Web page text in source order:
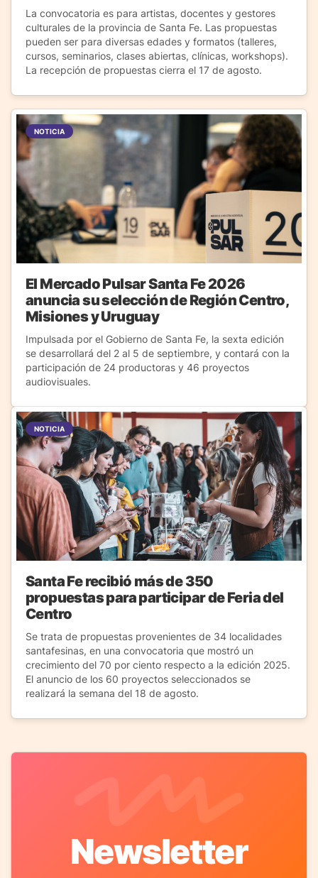
La convocatoria es para artistas, docentes y gestores
culturales de la provincia de Santa Fe. Las propuestas
pueden ser para diversas edades y formatos (talleres,
cursos, seminarios, clases abiertas, clínicas, workshops).
La recepción de propuestas cierra el 17 de agosto.
NOTICIA
El Mercado Pulsar Santa Fe 2026
anuncia su selección de Región Centro,
Misiones y Uruguay
Impulsada por el Gobierno de Santa Fe, la sexta edición
se desarrollará del 2 al 5 de septiembre, y contará con la
participación de 24 productoras y 46 proyectos
audiovisuales.
NOTICIA
Santa Fe recibió más de 350
propuestas para participar de Feria del
Centro
Se trata de propuestas provenientes de 34 localidades
santafesinas, en una convocatoria que mostró un
crecimiento del 70 por ciento respecto a la edición 2025.
El anuncio de los 60 proyectos seleccionados se
realizará la semana del 18 de agosto.
Newsletter